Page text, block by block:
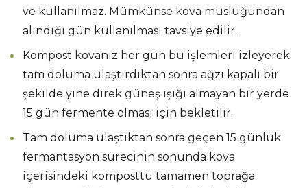
ve kullanılmaz. Mümkünse kova musluğundan
alındığı gün kullanılması tavsiye edilir.
Kompost kovanız her gün bu işlemleri izleyerek
tam doluma ulaştırdıktan sonra ağzı kapalı bir
şekilde yine direk güneş ışığı almayan bir yerde
15 gün fermente olması için bekletilir.
Tam doluma ulaştıktan sonra geçen 15 günlük
fermantasyon sürecinin sonunda kova
içerisindeki komposttu tamamen toprağa